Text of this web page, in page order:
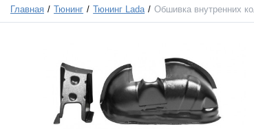
Главная Тюнинг Тюнинг Lada Обшивка внутренних